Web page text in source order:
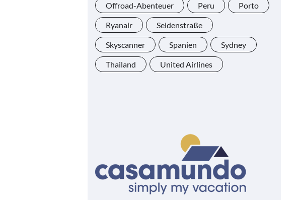
Offroad-Abenteuer Peru Porto
Ryanair Seidenstraße
Skyscanner Spanien Sydney
Thailand United Airlines